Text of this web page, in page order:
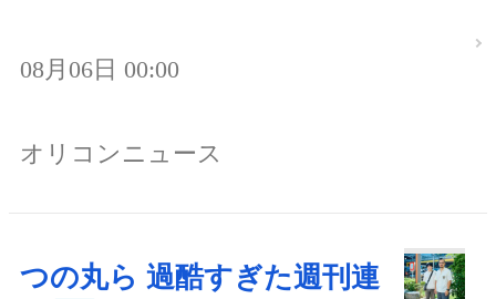
08月06日 00:00
オリコンニュース
つの丸ら 過酷すぎた週刊連